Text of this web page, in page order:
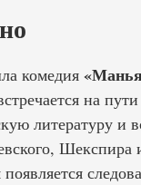
комедия
на
литературу и